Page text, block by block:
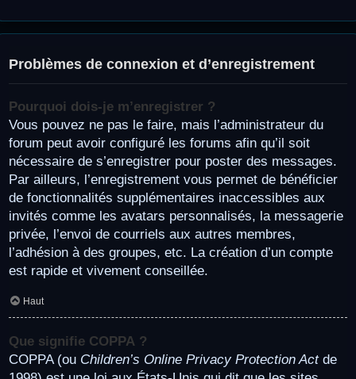
Problèmes de connexion et d’enregistrement
Pourquoi dois-je m’enregistrer ?
Vous pouvez ne pas le faire, mais l’administrateur du
forum peut avoir configuré les forums afin qu’il soit
nécessaire de s’enregistrer pour poster des messages.
Par ailleurs, l’enregistrement vous permet de bénéficier
de fonctionnalités supplémentaires inaccessibles aux
invités comme les avatars personnalisés, la messagerie
privée, l’envoi de courriels aux autres membres,
l’adhésion à des groupes, etc. La création d’un compte
est rapide et vivement conseillée.
Haut
Que signifie COPPA ?
COPPA (ou Children’s Online Privacy Protection Actde